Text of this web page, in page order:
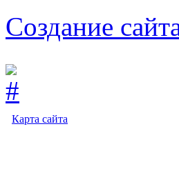
Создание
Карта сайта